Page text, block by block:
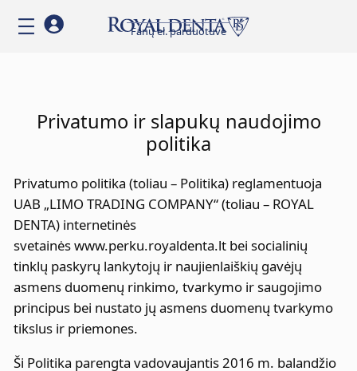
Eiti
prie
Fanų el. parduotuvė
Privatumo ir slapukų naudojimo
politika
Privatumo politika (toliau – Politika) reglamentuoja
UAB „LIMO TRADING COMPANY“ (toliau – ROYAL
DENTA) internetinės
svetainės www.perku.royaldenta.lt bei socialinių
tinklų paskyrų lankytojų ir naujienlaiškių gavėjų
asmens duomenų rinkimo, tvarkymo ir saugojimo
principus bei nustato jų asmens duomenų tvarkymo
tikslus ir priemones.
Ši Politika parengta vadovaujantis 2016 m. balandžio